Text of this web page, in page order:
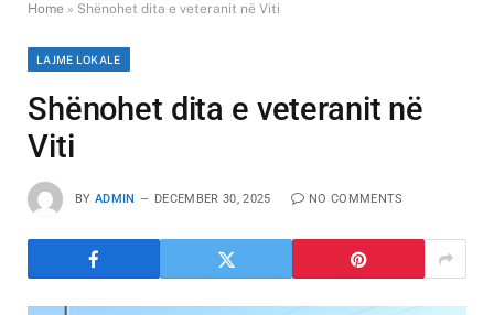
Home » Shënohet dita e veteranit në Viti
LAJME LOKALE
Shënohet dita e veteranit në
Viti
BY ADMIN DECEMBER 30, 2025 NO COMMENTS